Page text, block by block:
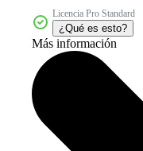
Licencia Pro Standard
¿Qué es esto?
Más información